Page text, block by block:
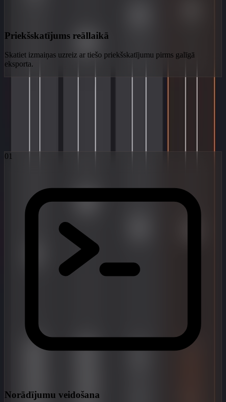
Priekšskatījums reāllaikā
Skatiet izmaiņas uzreiz ar tiešo priekšskatījumu pirms galīgā
eksporta.
01
Norādījumu veidošana